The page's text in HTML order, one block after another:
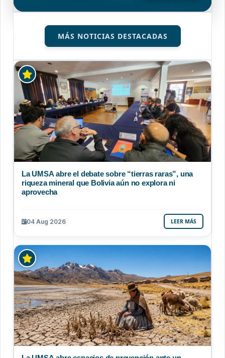
MÁS NOTICIAS DESTACADAS
La UMSA abre el debate sobre “tierras raras”, una
riqueza mineral que Bolivia aún no explora ni
aprovecha
04 Aug 2026 LEER MÁS